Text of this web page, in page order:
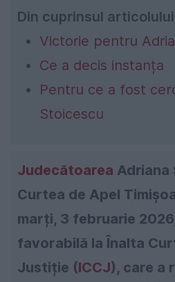
Din cuprinsul articolului
Victorie pentru
Ce a decis instanța
Pentru ce a fost
Stoicescu
Judecătoarea Adriana
Curtea de Apel
marți, 3 februarie
favorabilă la Înalta
Justiție (ICCJ), care a